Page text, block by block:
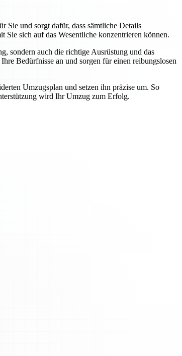
Sie und sorgt dafür, dass sämtliche Details
sich auf das Wesentliche konzentrieren können.
sondern auch die richtige Ausrüstung und das
Bedürfnisse an und sorgen für einen reibungslosen
Umzugsplan und setzen ihn präzise um. So
wird Ihr Umzug zum Erfolg.